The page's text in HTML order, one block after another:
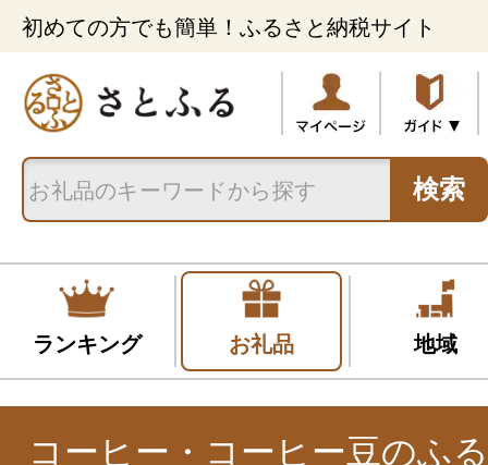
初めての方でも簡単！ふるさと納税サイト
検索
ランキング お礼品 地域
コーヒー・コーヒー豆のふ